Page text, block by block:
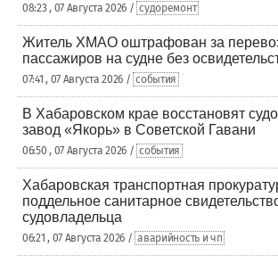
08:23 , 07 Августа 2026 / судоремонт
Житель ХМАО оштрафован за
пассажиров на судне без
07:41 , 07 Августа 2026 / события
В Хабаровском крае восстановят
завод «Якорь» в Советской Гавани
06:50 , 07 Августа 2026 / события
Хабаровская транспортная
поддельное санитарное
судовладельца
06:21 , 07 Августа 2026 / аварийность и чп